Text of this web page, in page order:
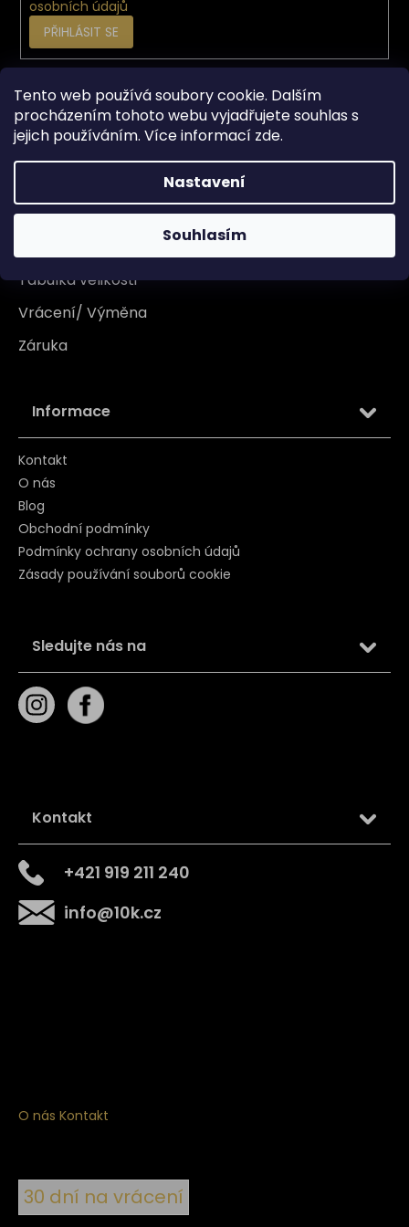
Tento web používá soubory cookie. Dalším
procházením tohoto webu vyjadřujete souhlas s
jejich používáním. Více informací zde.
Nastavení
Souhlasím
osobních údajů
PŘIHLÁSIT SE
Vše o nákupu
Doprava
Platba
Tabulka velikosti
Vrácení/ Výměna
Záruka
Informace
Kontakt
O nás
Blog
Obchodní podmínky
Podmínky ochrany osobních údajů
Zásady používání souborů cookie
Sledujte nás na
Kontakt
info@10k.cz
+421 919 211 240
O nás Kontakt
30 dní na vrácení